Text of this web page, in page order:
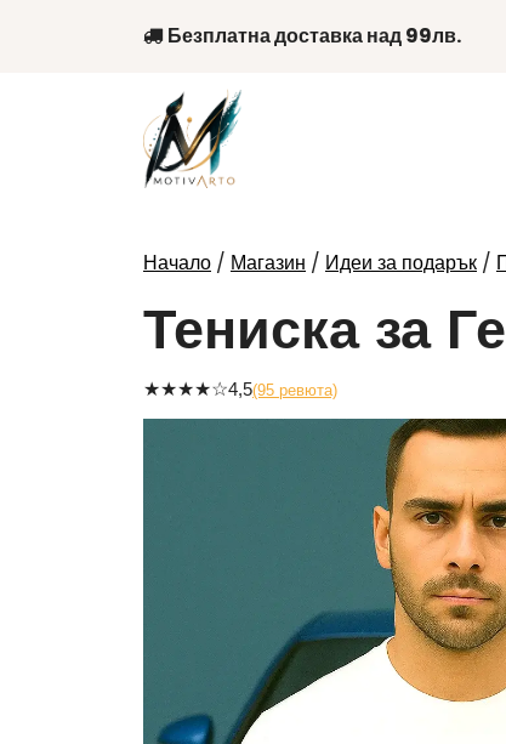
Безплатна доставка над 99лв.
Начало / Магазин / Идеи за подарък /
Тениска за
★★★★☆4,5(95 ревюта)